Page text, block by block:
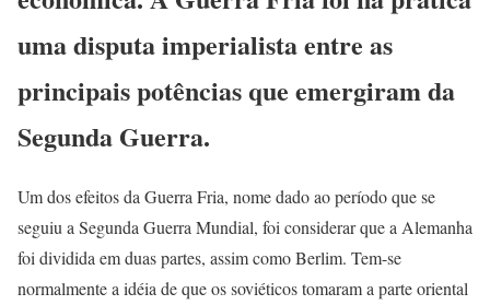
uma disputa imperialista entre as
principais potências que emergiram da
Segunda Guerra.
Um dos efeitos da Guerra Fria, nome dado ao período que se
seguiu a Segunda Guerra Mundial, foi considerar que a Alemanha
foi dividida em duas partes, assim como Berlim. Tem-se
normalmente a idéia de que os soviéticos tomaram a parte oriental